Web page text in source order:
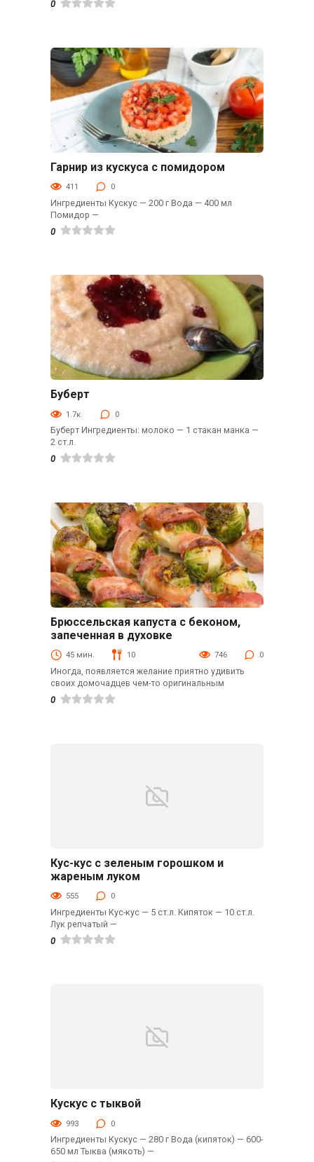
0
Гарниры
Гарнир из кускуса с помидором
411 0
Ингредиенты Кускус — 200 г Вода — 400 мл
Помидор —
0
Гарниры
Буберт
1.7к. 0
Буберт Ингредиенты: молоко — 1 стакан манка —
2 ст.л.
0
Брюссельская капуста с беконом,
запеченная в духовке
45 мин. 10 746 0
Иногда, появляется желание приятно удивить
своих домочадцев чем-то оригинальным
0
Гарниры
Кус-кус с зеленым горошком и
жареным луком
555 0
Ингредиенты Кус-кус — 5 ст.л. Кипяток — 10 ст.л.
Лук репчатый —
0
Гарниры
Кускус с тыквой
993 0
Ингредиенты Кускус — 280 г Вода (кипяток) — 600-
650 мл Тыква (мякоть) —